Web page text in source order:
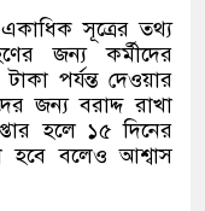
একাধিক সূত্রের তথ্য
জন্য কর্মীদের
পর্যন্ত দেওয়ার
জন্য বরাদ্দ রাখা
হলে ১৫ দিনের
হবে বলেও আশ্বাস